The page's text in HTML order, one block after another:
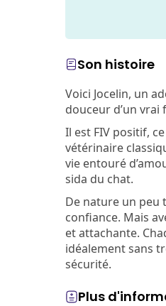
Son histoire
Voici Jocelin, un
douceur d’un vrai
Il est FIV positif,
vétérinaire
vie entouré
sida du chat.
De nature un peu
confiance. Mais
et attachante.
idéalement sans
sécurité.
Plus